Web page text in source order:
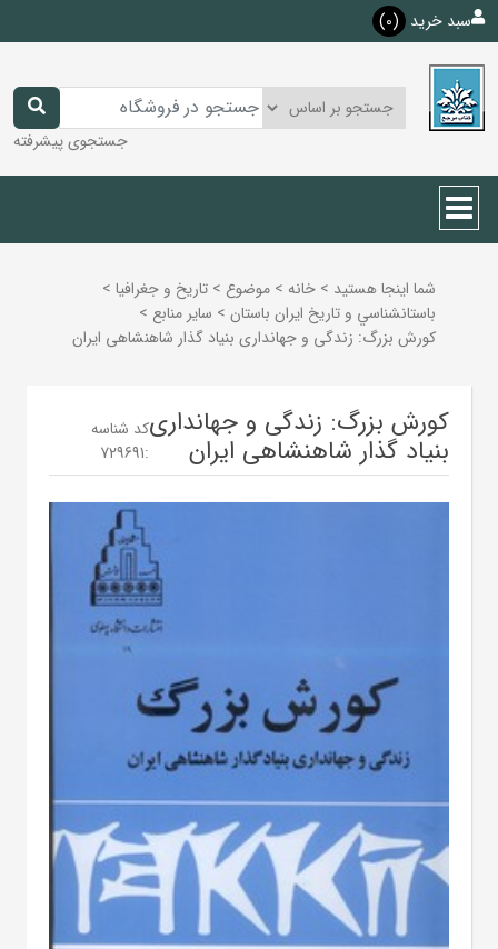
سبد خرید (0)
جستجوی پیشرفته
شما اینجا هستید > خانه > موضوع > تاريخ و جغرافيا >
باستانشناسي و تاريخ ايران باستان > ساير منابع >
کورش بزرگ: زندگی و جهانداری بنیاد گذار شاهنشاهی ایران
کورش بزرگ: زندگی و جهانداری
بنیاد گذار شاهنشاهی ایران
کد شناسه
:
729691